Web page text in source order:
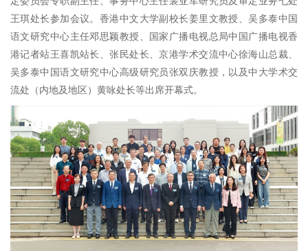
王琪处长参加会议。香港中文大学副校长姜里文教授、吴多泰中国
语文研究中心主任邓思颖教授、国家广播电视总局中国广播电视香
港记者站王喜凯站长、张民处长、京港学术交流中心徐海山总裁、
吴多泰中国语文研究中心高级研究员张双庆教授，以及中大学术交
流处（内地及地区）黄咏处长等出席开幕式。